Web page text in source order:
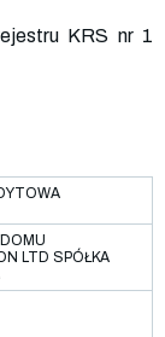
KRS nr 1
LTD SPÓŁKA